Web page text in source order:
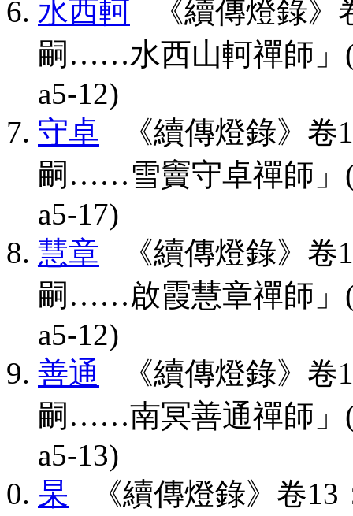
水西軻 《續傳燈錄》
嗣……水西山軻禪師」
a5-12)
守卓 《續傳燈錄》卷
嗣……雪竇守卓禪師」
a5-17)
慧章 《續傳燈錄》卷
嗣……啟霞慧章禪師」
a5-12)
善通
《續傳燈錄》卷
嗣……南冥善通禪師」
a5-13)
杲 《續傳燈錄》卷13